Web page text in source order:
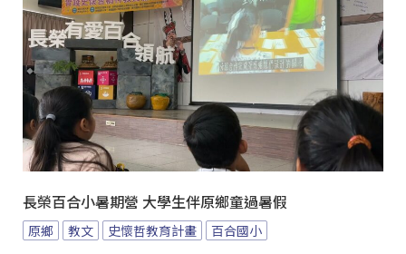
長榮百合小暑期營 大學生伴原鄉童過暑假
原鄉 教文 史懷哲教育計畫 百合國小